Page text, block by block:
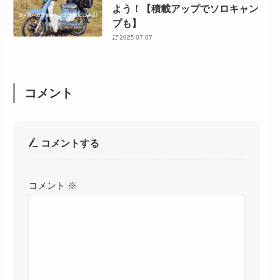
よう！【積載アップでソロキャン
プも】
2025-07-07
コメント
コメントする
コメント ※